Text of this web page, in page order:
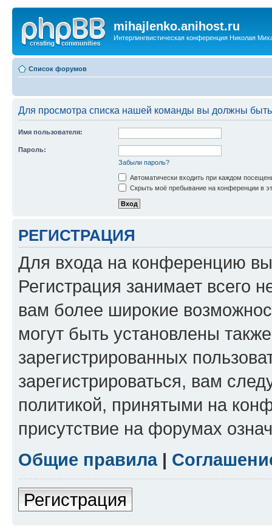
mihajlenko.anihost.ru
Интерлингвистическая конференция Николая
Список форумов
Для просмотра списка нашей команды вы должны
Имя пользователя:
Пароль:
Забыли пароль?
Автоматически входить при каждом
Скрыть моё пребывание на конференции в
РЕГИСТРАЦИЯ
Для входа на конференцию
Регистрация занимает всего
вам более широкие
могут быть установлены
зарегистрированных
зарегистрироваться, вам
политикой, принятыми на
присутствие на форумах
Общие правила|
Регистрация